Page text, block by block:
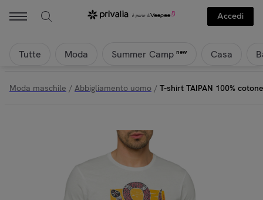
Accedi
Tutte Moda Summer Camp new Casa
Moda maschile / Abbigliamento uomo / T-shirt TAIPAN 100%